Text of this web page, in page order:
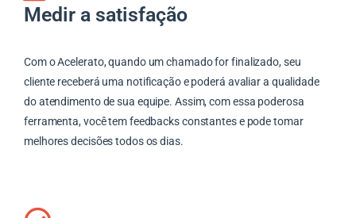
Medir a satisfação
Com o Acelerato, quando um chamado for finalizado, seu
cliente receberá uma notificação e poderá avaliar a qualidade
do atendimento de sua equipe. Assim, com essa poderosa
ferramenta, você tem feedbacks constantes e pode tomar
melhores decisões todos os dias.